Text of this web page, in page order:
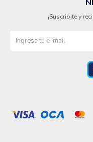
¡Suscribite y